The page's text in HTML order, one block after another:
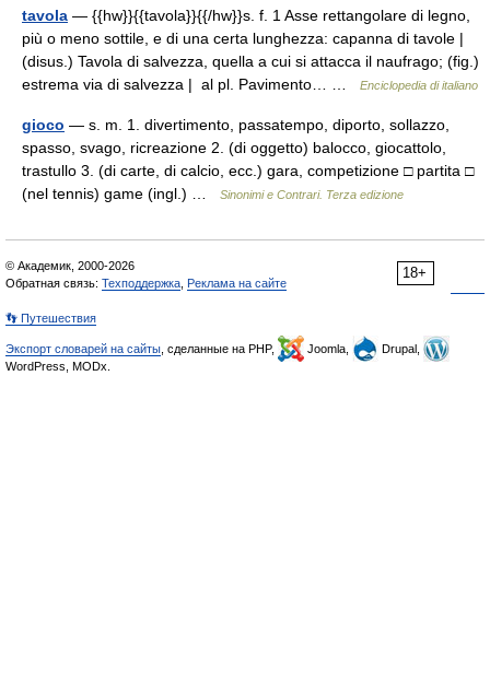
tavola — {{hw}}{{tavola}}{{/hw}}s. f. 1 Asse rettangolare di legno,
più o meno sottile, e di una certa lunghezza: capanna di tavole |
(disus.) Tavola di salvezza, quella a cui si attacca il naufrago; (fig.)
estrema via di salvezza | al pl. Pavimento… …
Enciclopedia di italiano
gioco — s. m. 1. divertimento, passatempo, diporto, sollazzo,
spasso, svago, ricreazione 2. (di oggetto) balocco, giocattolo,
trastullo 3. (di carte, di calcio, ecc.) gara, competizione □ partita □
(nel tennis) game (ingl.) …
Sinonimi e Contrari. Terza edizione
18+
© Академик, 2000-2026
Обратная связь: Техподдержка Реклама на сайте
👣 Путешествия
Экспорт словарей на сайты , сделанные на PHP, Joomla,
Drupal,
WordPress, MODx.